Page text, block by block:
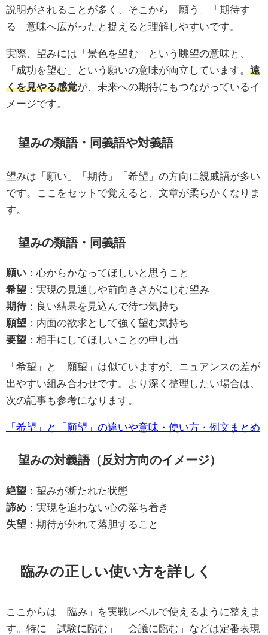
説明がされることが多く、そこから「願う」「期待す
る」意味へ広がったと捉えると理解しやすいです。
実際、望みには「景色を望む」という眺望の意味と、
「成功を望む」という願いの意味が両立しています。 遠
くを見やる感覚が、未来への期待にもつながっているイ
メージです。
望みの類語・同義語や対義語
望みは「願い」「期待」「希望」の方向に親戚語が多い
です。ここをセットで覚えると、文章が柔らかくなりま
す。
望みの類語・同義語
願い ：心からかなってほしいと思うこと
希望 ：実現の見通しや前向きさがにじむ望み
期待：良い結果を見込んで待つ気持ち
願望 ：内面の欲求として強く望む気持ち
要望 ：相手にしてほしいことの申し出
「希望」と「願望」は似ていますが、ニュアンスの差が
出やすい組み合わせです。より深く整理したい場合は、
次の記事も参考になります。
「希望」と「願望」の違いや意味・使い方・例文まとめ
望みの対義語（反対方向のイメージ）
絶望 ：望みが断たれた状態
諦め ：実現を追わない心の落ち着き
失望 ：期待が外れて落胆すること
臨みの正しい使い方を詳しく
ここからは「臨み」を実戦レベルで使えるように整えま
す。特に「試験に臨む」「会議に臨む」などは定番表現